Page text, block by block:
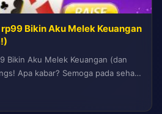
Bikin Aku Melek Keuangan
Bikin Aku Melek Keuangan (dan
Apa kabar? Semoga pada sehat